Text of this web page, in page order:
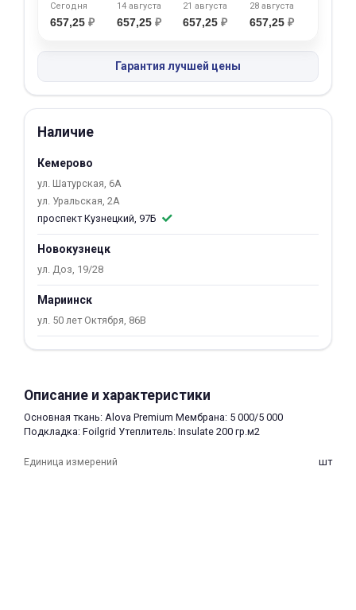
Сегодня
657,25 ₽
14 августа
657,25 ₽
21 августа
657,25 ₽
28 августа
657,25 ₽
Гарантия лучшей цены
Наличие
Кемерово
ул. Шатурская, 6А
ул. Уральская, 2А
проспект Кузнецкий, 97Б
Новокузнецк
ул. Доз, 19/28
Мариинск
ул. 50 лет Октября, 86В
Описание и характеристики
Основная ткань: Alova Premium Мембрана: 5 000/5 000
Подкладка: Foilgrid Утеплитель: Insulate 200 гр.м2
Единица измерений шт
Оплачивайте сегодня только
Получайте товар
выбранный способом
по 25 каждые 2 недели
Подробнее
об оплате Плайтом
раз в 2
недели
8 800 302-02-51
plait.ru